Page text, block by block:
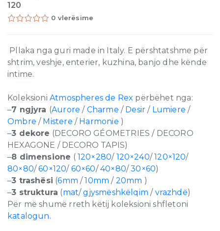
120
0 vlerësime
Pllaka nga guri made in Italy. E përshtatshme për
shtrim, veshje, enterier, kuzhina, banjo dhe kënde
intime.
Koleksioni Atmospheres de Rex përbëhet nga:
–7 ngjyra (Aurore / Charme / Desir / Lumiere /
Ombre / Mistere / Harmonie )
–3 dekore (DECORO GÉOMETRIES / DECORO
HEXAGONE / DECORO TAPIS)
–8 dimensione ( 120×280/ 120×240/120×120/
80×80/60×120/ 60×60/40×80/30×60)
–3 trashësi (6mm/10mm / 20mm )
–3 struktura (mat/gjysmëshkëlqim/ vrazhdë)
Për më shumë rreth këtij koleksioni shfletoni
katalogun.